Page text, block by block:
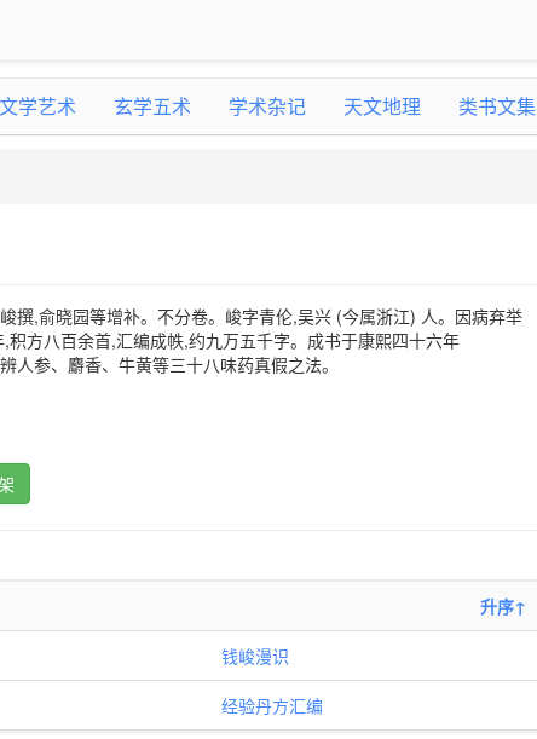
文学艺术 玄学五术 学术杂记 天文地理 类书文集
撰,俞晓园等增补。不分卷。峻字青伦,吴兴 (今属浙江) 人。因病弃举
方八百余首,汇编成帙,约九万五千字。成书于康熙四十六年
人参、麝香、牛黄等三十八味药真假之法。
升序↑
钱峻漫识
经验丹方汇编